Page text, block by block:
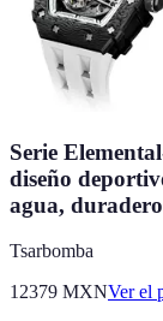
Serie
diseño
agua,
Tsarbomba
12379 MXNVer el